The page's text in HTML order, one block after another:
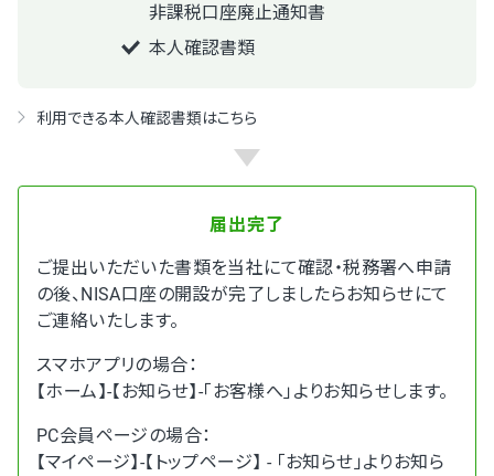
非課税口座廃止通知書
本人確認書類
利用できる本人確認書類はこちら
届出完了
ご提出いただいた書類を当社にて確認・税務署へ申請
の後、NISA口座の開設が完了しましたらお知らせにて
ご連絡いたします。
スマホアプリの場合：
【ホーム】-【お知らせ】-「お客様へ」よりお知らせします。
PC会員ページの場合：
【マイページ】-【トップページ】 - 「お知らせ」よりお知ら